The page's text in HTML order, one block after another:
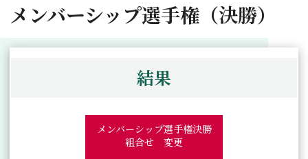
メンバーシップ選手権（決勝）
結果
メンバーシップ選手権決勝
組合せ 変更